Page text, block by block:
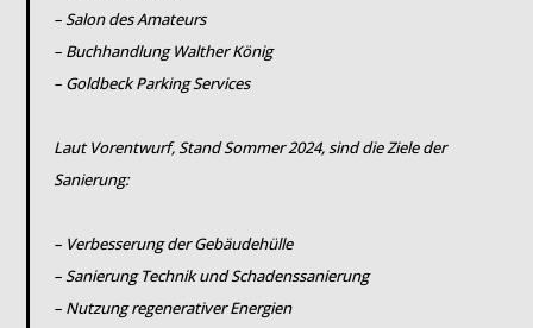
– Salon des Amateurs
– Buchhandlung Walther König
– Goldbeck Parking Services
Laut Vorentwurf, Stand Sommer 2024, sind die Ziele der
Sanierung:
– Verbesserung der Gebäudehülle
– Sanierung Technik und Schadenssanierung
– Nutzung regenerativer Energien